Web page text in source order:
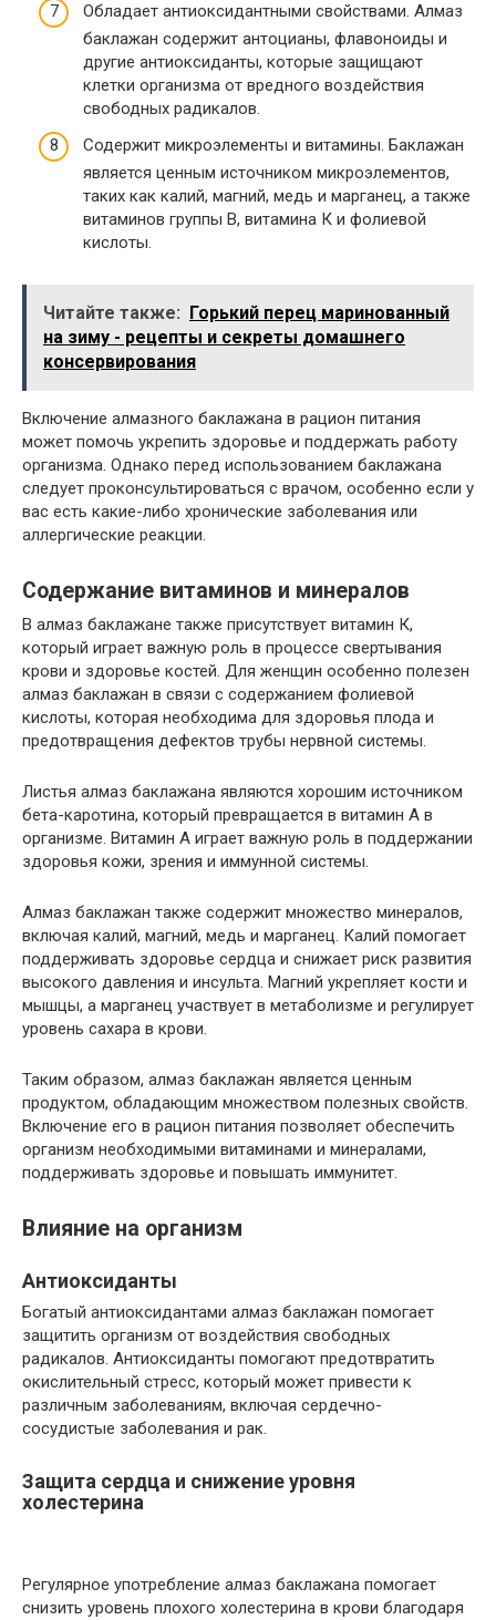
Обладает антиоксидантными свойствами. Алмаз
баклажан содержит антоцианы, флавоноиды и
другие антиоксиданты, которые защищают
клетки организма от вредного воздействия
свободных радикалов.
Содержит микроэлементы и витамины. Баклажан
является ценным источником микроэлементов,
таких как калий, магний, медь и марганец, а также
витаминов группы В, витамина К и фолиевой
кислоты.
Читайте также: Горький перец маринованный
на зиму - рецепты и секреты домашнего
консервирования
Включение алмазного баклажана в рацион питания
может помочь укрепить здоровье и поддержать работу
организма. Однако перед использованием баклажана
следует проконсультироваться с врачом, особенно если у
вас есть какие-либо хронические заболевания или
аллергические реакции.
Содержание витаминов и минералов
В алмаз баклажане также присутствует витамин К,
который играет важную роль в процессе свертывания
крови и здоровье костей. Для женщин особенно полезен
алмаз баклажан в связи с содержанием фолиевой
кислоты, которая необходима для здоровья плода и
предотвращения дефектов трубы нервной системы.
Листья алмаз баклажана являются хорошим источником
бета-каротина, который превращается в витамин А в
организме. Витамин А играет важную роль в поддержании
здоровья кожи, зрения и иммунной системы.
Алмаз баклажан также содержит множество минералов,
включая калий, магний, медь и марганец. Калий помогает
поддерживать здоровье сердца и снижает риск развития
высокого давления и инсульта. Магний укрепляет кости и
мышцы, а марганец участвует в метаболизме и регулирует
уровень сахара в крови.
Таким образом, алмаз баклажан является ценным
продуктом, обладающим множеством полезных свойств.
Включение его в рацион питания позволяет обеспечить
организм необходимыми витаминами и минералами,
поддерживать здоровье и повышать иммунитет.
Влияние на организм
Антиоксиданты
Богатый антиоксидантами алмаз баклажан помогает
защитить организм от воздействия свободных
радикалов. Антиоксиданты помогают предотвратить
окислительный стресс, который может привести к
различным заболеваниям, включая сердечно-
сосудистые заболевания и рак.
Защита сердца и снижение уровня
холестерина
Регулярное употребление алмаз баклажана помогает
снизить уровень плохого холестерина в крови благодаря